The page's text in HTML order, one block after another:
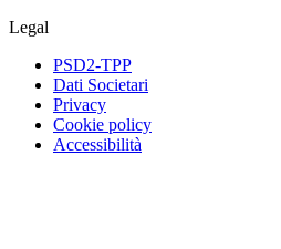
Legal
PSD2-TPP
Dati Societari
Privacy
Cookie policy
Accessibilità